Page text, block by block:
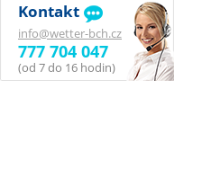
Kontakt
info@wetter-bch.cz
777 704 047
(od 7 do 16 hodin)